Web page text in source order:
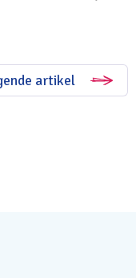
artikel